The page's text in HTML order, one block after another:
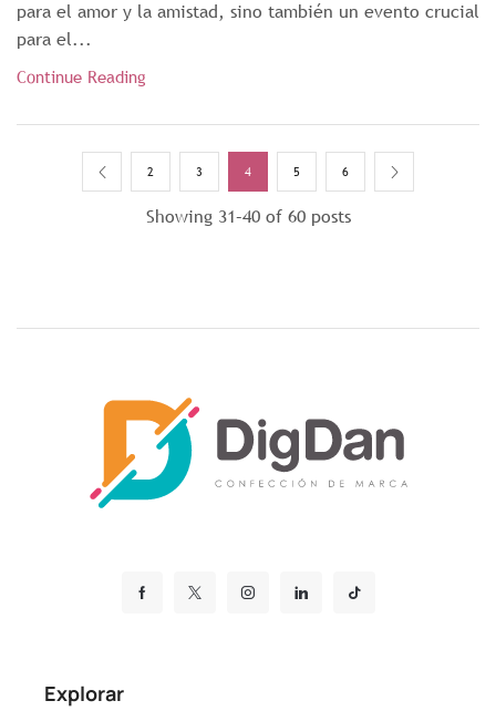
para el amor y la amistad, sino también un evento crucial
para el...
Continue Reading
Showing 31–40 of 60 posts
2 3 4 5 6
Explorar